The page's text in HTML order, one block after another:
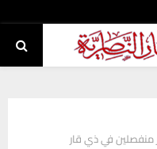
منفصلين في ذي قار